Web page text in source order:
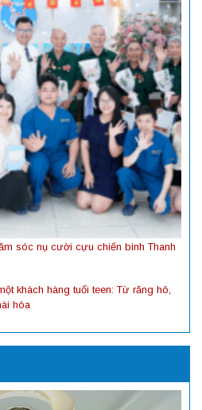
sóc nụ cười cựu chiến binh Thanh
khách hàng tuổi teen: Từ răng hô,
hòa